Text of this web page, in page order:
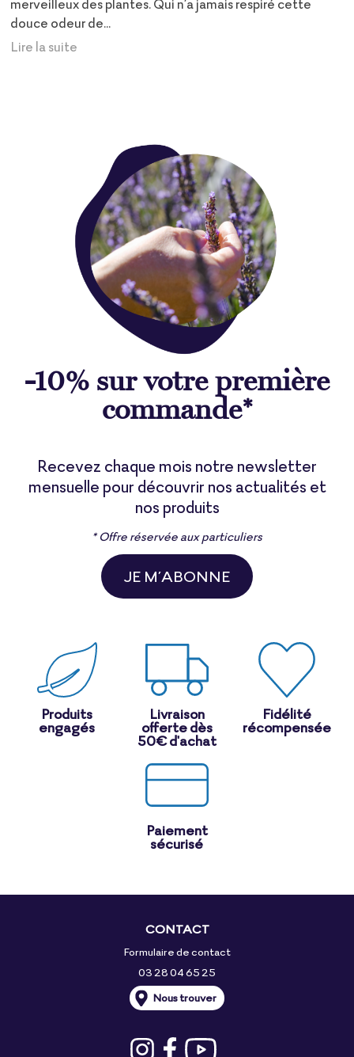
merveilleux des plantes. Qui n’a jamais respiré cette
douce odeur de...
Lire la suite
-10% sur votre première
commande*
Recevez chaque mois notre newsletter
mensuelle pour découvrir nos actualités et
nos produits
* Offre réservée aux particuliers
JE M’ABONNE
Produits
engagés
Livraison
offerte dès
50€ d'achat
Fidélité
récompensée
Paiement
sécurisé
CONTACT
Formulaire de contact
03 28 04 65 25
Nous trouver